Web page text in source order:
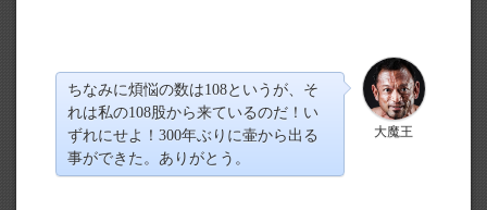
大魔王
ちなみに煩悩の数は108というが、そ
れは私の108股から来ているのだ！い
ずれにせよ！300年ぶりに壷から出る
事ができた。ありがとう。